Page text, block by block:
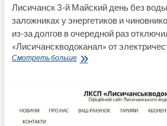
Лисичанск 3-й Майский день без
заложниках у энергетиков и
из-за долгов в очередной раз
«Лисичанскводоканал» от
Смотреть большеЛисичанск
день
без